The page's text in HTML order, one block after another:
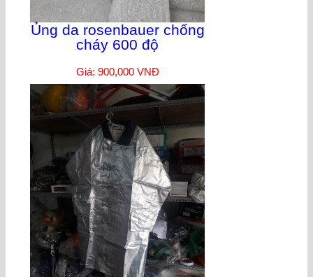
Ủng da rosenbauer chống
cháy 600 độ
Giá: 900,000 VNĐ